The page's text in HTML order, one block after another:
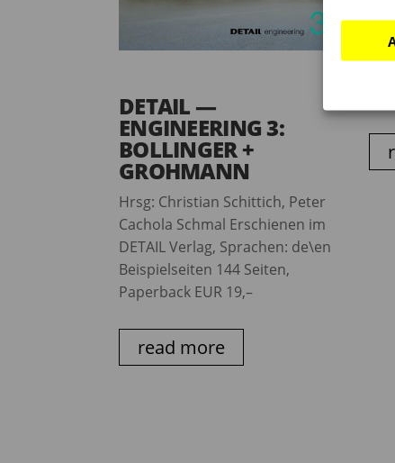
DETAIL —
ENGINEERING 3:
BOLLINGER +
GROHMANN
Hrsg: Christian Schittich, Peter
Cachola Schmal Erschienen im
DETAIL Verlag, Sprachen: de\en
Beispielseiten 144 Seiten,
Paperback EUR 19,–
read more